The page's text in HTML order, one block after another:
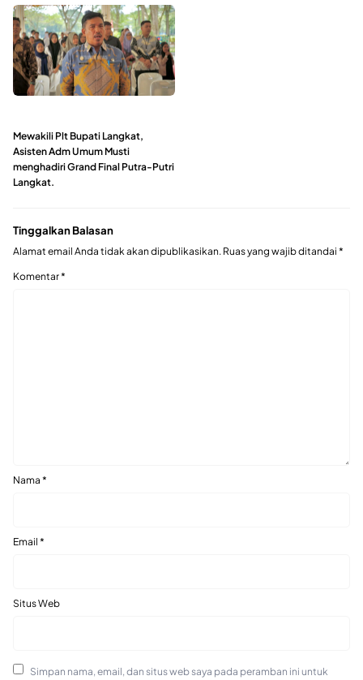
Mewakili Plt Bupati Langkat,
Asisten Adm Umum Musti
menghadiri Grand Final Putra-Putri
Langkat.
Tinggalkan Balasan
Alamat email Anda tidak akan dipublikasikan. Ruas yang wajib ditandai *
Komentar*
Nama *
Email *
Situs Web
Simpan nama, email, dan situs web saya pada peramban ini untuk